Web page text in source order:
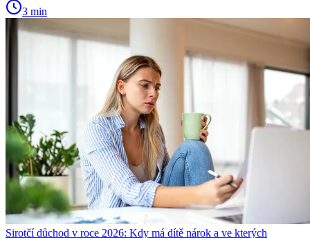
3 min
Sirotčí důchod v roce 2026: Kdy má dítě nárok a ve kterých